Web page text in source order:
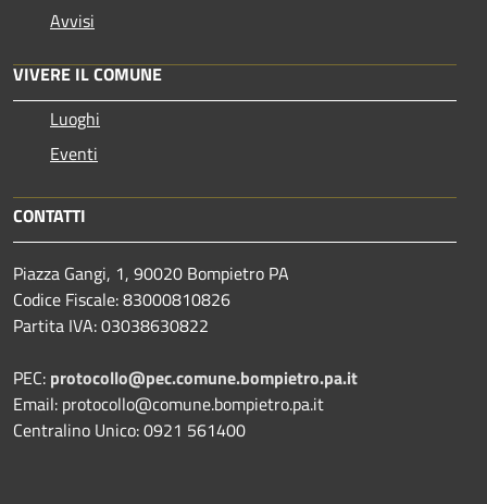
Avvisi
VIVERE IL COMUNE
Luoghi
Eventi
CONTATTI
Piazza Gangi, 1, 90020 Bompietro PA
Codice Fiscale: 83000810826
Partita IVA: 03038630822
PEC: protocollo@pec.comune.bompietro.pa.it
Email: protocollo@comune.bompietro.pa.it
Centralino Unico: 0921 561400